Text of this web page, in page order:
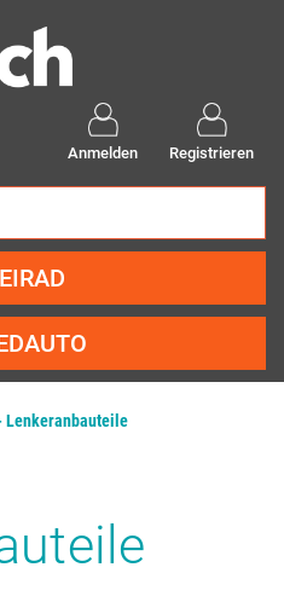
Anmelden Registrieren
Lenkeranbauteile